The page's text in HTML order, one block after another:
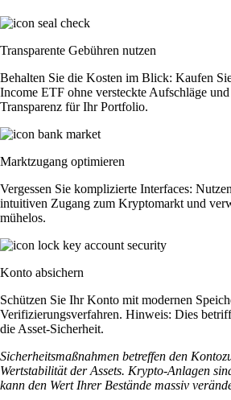
Transparente Gebühren nutzen
Behalten Sie die Kosten im Blick: Kaufen
Income ETF ohne versteckte Aufschläge
Transparenz für Ihr Portfolio.
Marktzugang optimieren
Vergessen Sie komplizierte Interfaces:
intuitiven Zugang zum Kryptomarkt und
mühelos.
Konto absichern
Schützen Sie Ihr Konto mit modernen
Verifizierungsverfahren. Hinweis: Dies
die Asset-Sicherheit.
Sicherheitsmaßnahmen betreffen den
Wertstabilität der Assets. Krypto-Anlagen
kann den Wert Ihrer Bestände massiv